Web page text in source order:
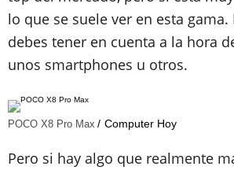
lo que se suele ver en esta gama.
debes tener en cuenta a la hora
unos smartphones u otros.
POCO X8 Pro Max Computer Hoy
Pero si hay algo que realmente